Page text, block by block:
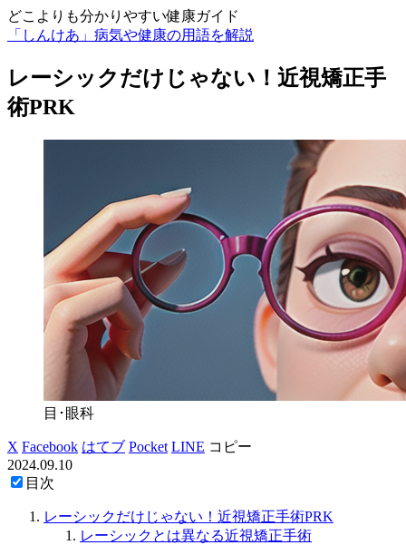
どこよりも分かりやすい健康ガイド
「しんけあ」病気や健康の用語を解説
レーシックだけじゃない！近視矯正手
術PRK
目･眼科
X Facebook はてブ Pocket LINE コピー
2024.09.10
目次
レーシックだけじゃない！近視矯正手術PRK
レーシックとは異なる近視矯正手術